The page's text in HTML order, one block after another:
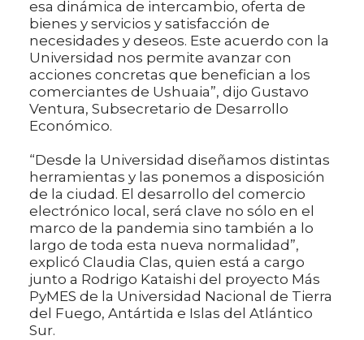
esa dinámica de intercambio, oferta de
bienes y servicios y satisfacción de
necesidades y deseos. Este acuerdo con la
Universidad nos permite avanzar con
acciones concretas que benefician a los
comerciantes de Ushuaia”, dijo Gustavo
Ventura, Subsecretario de Desarrollo
Económico.
“Desde la Universidad diseñamos distintas
herramientas y las ponemos a disposición
de la ciudad. El desarrollo del comercio
electrónico local, será clave no sólo en el
marco de la pandemia sino también a lo
largo de toda esta nueva normalidad”,
explicó Claudia Clas, quien está a cargo
junto a Rodrigo Kataishi del proyecto Más
PyMES de la Universidad Nacional de Tierra
del Fuego, Antártida e Islas del Atlántico
Sur.